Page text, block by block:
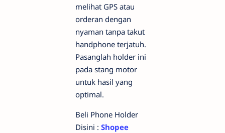
melihat GPS atau
orderan dengan
nyaman tanpa takut
handphone terjatuh.
Pasanglah holder ini
pada stang motor
untuk hasil yang
optimal.
Beli Phone Holder
Disini : Shopee